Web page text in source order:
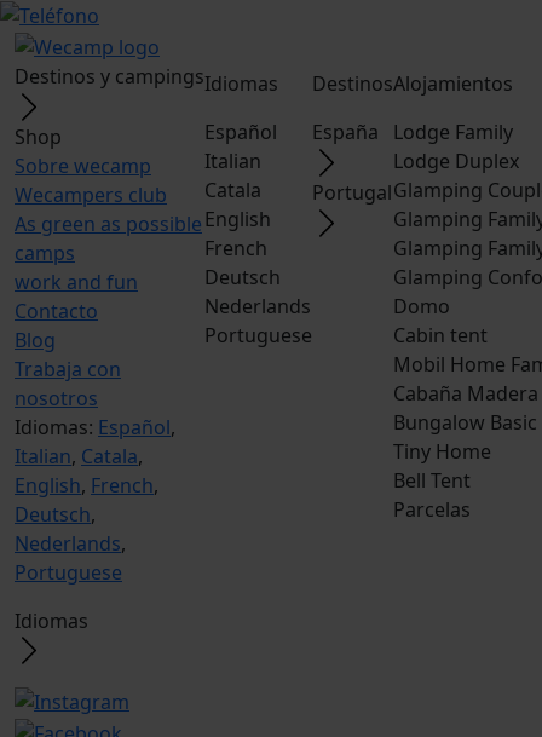
Destinos y campings
Shop
Sobre wecamp
Wecampers club
As green as possible
camps
work and fun
Contacto
Blog
Trabaja con
nosotros
Idiomas: Español,
Italian, Catala,
English, French,
Deutsch,
Nederlands,
Portuguese
Idiomas
Idiomas
Español
Italian
Catala
English
French
Deutsch
Nederlands
Portuguese
Destinos
España
Portugal
Alojamientos
Lodge Family
Lodge Duplex
Glamping
Glamping
Glamping
Glamping
Domo
Cabin tent
Mobil Home
Cabaña Madera
Bungalow Basic
Tiny Home
Bell Tent
Parcelas